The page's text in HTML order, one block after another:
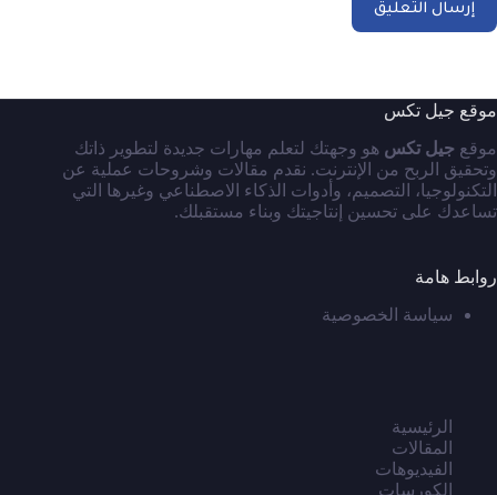
إرسال التعليق
موقع جيل تكس
موقع جيل تكس هو وجهتك لتعلم مهارات جديدة لتطوير ذاتك
وتحقيق الربح من الإنترنت. نقدم مقالات وشروحات عملية عن
التكنولوجيا، التصميم، وأدوات الذكاء الاصطناعي وغيرها التي
تساعدك على تحسين إنتاجيتك وبناء مستقبلك.
روابط هامة
سياسة الخصوصية
الرئيسية
المقالات
الفيديوهات
الكورسات